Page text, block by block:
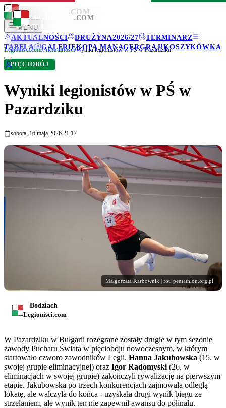
LEGIONISCI .COM
MENU
AKTUALNOŚCI
DRUŻYNA2026/27
TERMINARZ
TABELA
GALERIEKOPA MANAGERGRAJ!KOSZYKÓWKA
LEGIONISCI .COM
Legionisci.com/Aktualności/Wyniki legionistów w PŚ w Pazardziku
PIĘCIOBÓJ
Wyniki legionistów w PŚ w
Pazardziku
sobota, 16 maja 2026 21:17
Małgorzata Karbownik | fot. pentathlon.org.pl
Bodziach
Legionisci.com
W Pazardziku w Bułgarii rozegrane zostały drugie w tym sezonie
zawody Pucharu Świata w pięcioboju nowoczesnym, w którym
startowało czworo zawodników Legii. Hanna Jakubowska (15. w
swojej grupie eliminacyjnej) oraz Igor Radomyski (26. w
eliminacjach w swojej grupie) zakończyli rywalizację na pierwszym
etapie. Jakubowska po trzech konkurencjach zajmowała odległą
lokatę, ale walczyła do końca - uzyskała drugi wynik biegu ze
strzelaniem, ale wynik ten nie zapewnił awansu do półinału.